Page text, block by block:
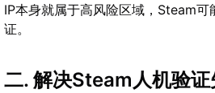
IP本身就属于高风险区域，Steam
证。
二. 解决Steam人机验